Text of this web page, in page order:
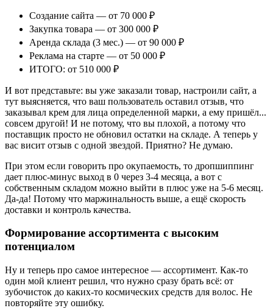
Создание сайта — от 70 000 ₽
Закупка товара — от 300 000 ₽
Аренда склада (3 мес.) — от 90 000 ₽
Реклама на старте — от 50 000 ₽
ИТОГО: от 510 000 ₽
И вот представьте: вы уже заказали товар, настроили сайт, а
тут выясняется, что ваш пользователь оставил отзыв, что
заказывал крем для лица определенной марки, а ему пришёл...
совсем другой! И не потому, что вы плохой, а потому что
поставщик просто не обновил остатки на складе. А теперь у
вас висит отзыв с одной звездой. Приятно? Не думаю.
При этом если говорить про окупаемость, то дропшиппинг
дает плюс-минус выход в 0 через 3-4 месяца, а вот с
собственным складом можно выйти в плюс уже на 5-6 месяц.
Да-да! Потому что маржинальность выше, а ещё скорость
доставки и контроль качества.
Формирование ассортимента с высоким
потенциалом
Ну и теперь про самое интересное — ассортимент. Как-то
один мой клиент решил, что нужно сразу брать всё: от
зубочисток до каких-то космических средств для волос. Не
повторяйте эту ошибку.